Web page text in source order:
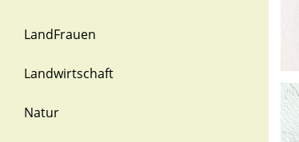
LandFrauen
Landwirtschaft
Natur